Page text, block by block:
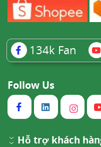
134k Fan
Follow Us
Hỗ trợ khách